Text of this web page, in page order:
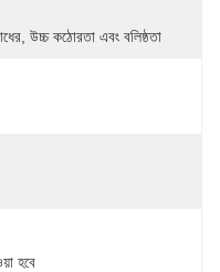
উচ্চ কঠোরতা এবং বলিষ্ঠতা
হবে